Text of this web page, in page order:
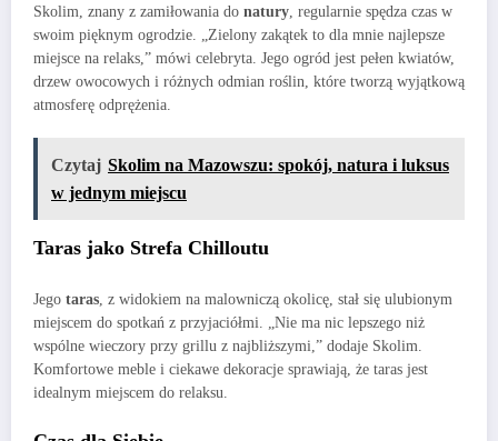
Skolim, znany z zamiłowania do natury , regularnie spędza czas w
swoim pięknym ogrodzie. „Zielony zakątek to dla mnie najlepsze
miejsce na relaks,” mówi celebryta. Jego ogród jest pełen kwiatów,
drzew owocowych i różnych odmian roślin, które tworzą wyjątkową
atmosferę odprężenia.
Czytaj Skolim na Mazowszu: spokój, natura i luksus
w jednym miejscu
Taras jako Strefa Chilloutu
Jego taras, z widokiem na malowniczą okolicę, stał się ulubionym
miejscem do spotkań z przyjaciółmi. „Nie ma nic lepszego niż
wspólne wieczory przy grillu z najbliższymi,” dodaje Skolim.
Komfortowe meble i ciekawe dekoracje sprawiają, że taras jest
idealnym miejscem do relaksu.